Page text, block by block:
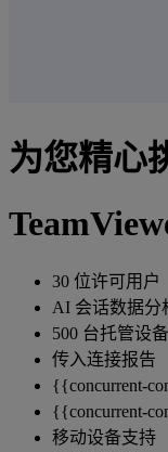
为您精心
30 位许可用户
AI 会话数据分
500 台托管设备
传入连接报告
{{concurrent-
{{concurrent-
移动设备支持